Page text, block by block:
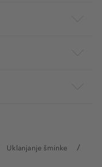
Uklanjanje šminke